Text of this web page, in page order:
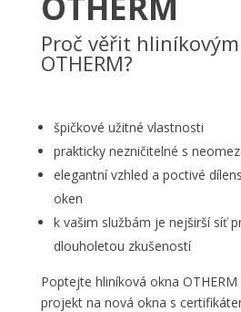
Proč věřit
OTHERM?
špičkové užitné vlastnosti
prakticky nezničitelné s
elegantní vzhled a poctivé
oken
k vašim službám je nejširší síť
dlouholetou zkušeností
Poptejte hliníková okna
projekt na nová okna s